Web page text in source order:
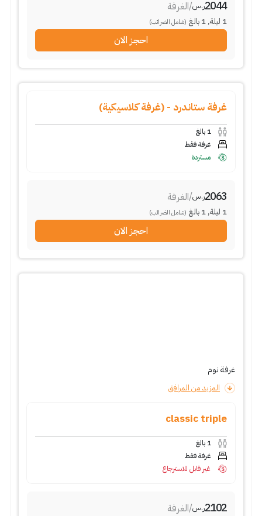
2044ر.س/الغرفة
1 ليلة,
1 بالغ (شامل الضرائب)
احجز الان
غرفة ستاندرد - (غرفة كلاسيكية)
1 بالغ
غرفة فقط
مستردة
2063ر.س/الغرفة
1 ليلة,
1 بالغ (شامل الضرائب)
احجز الان
غرفة نوم
المزيد من المرافق
classic triple
1 بالغ
غرفة فقط
غير قابل للاسترجاع
2102ر.س/الغرفة